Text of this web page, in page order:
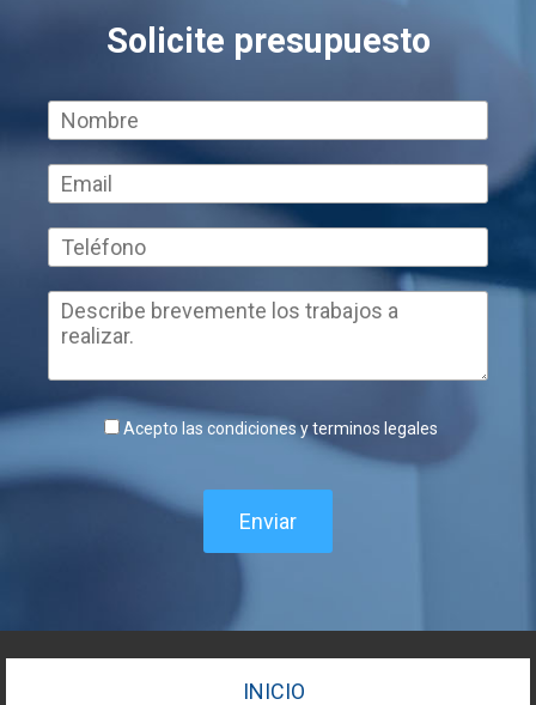
Solicite presupuesto
Acepto las condiciones y terminos legales
Enviar
INICIO